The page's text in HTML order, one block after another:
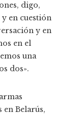
digo,
y en cuestión
y en
en el
una
dos».
en Belarús,